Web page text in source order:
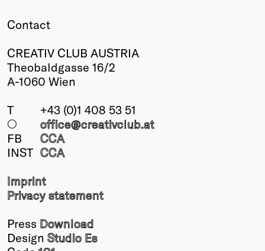
Contact
CREATIV CLUB AUSTRIA
Theobaldgasse 16/2
A-1060 Wien
T
+43 (0)1 408 53 51
○
office@creativclub.at
FB
CCA
INST CCA
Imprint
Privacy statement
Press Download
Design Studio Es